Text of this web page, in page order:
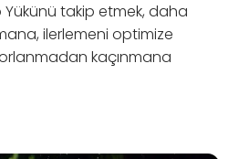
takip etmek, daha
ilerlemeni optimize
kaçınmana